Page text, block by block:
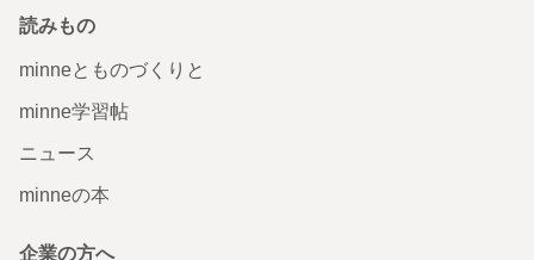
読みもの
minneとものづくりと
minne学習帖
ニュース
minneの本
企業の方へ